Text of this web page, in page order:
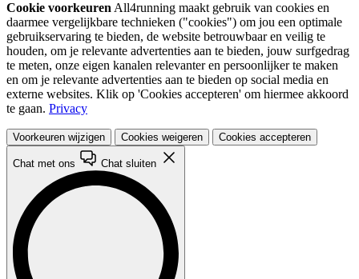
Cookie voorkeuren All4running maakt gebruik van cookies en
daarmee vergelijkbare technieken ("cookies") om jou een optimale
gebruikservaring te bieden, de website betrouwbaar en veilig te
houden, om je relevante advertenties aan te bieden, jouw surfgedrag
te meten, onze eigen kanalen relevanter en persoonlijker te maken
en om je relevante advertenties aan te bieden op social media en
externe websites. Klik op 'Cookies accepteren' om hiermee akkoord
te gaan. Privacy
Voorkeuren wijzigen Cookies weigeren Cookies accepteren
Chat met ons Chat sluiten